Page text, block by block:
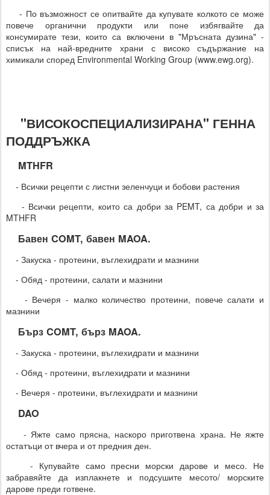
- По възможност се опитвайте да купувате колкото се може
повече органични продукти или поне избягвайте да
консумирате тези, които са включени в "Мръсната дузина" -
списък на най-вредните храни с високо съдържание на
химикали според Environmental Working Group (www.ewg.org).
"ВИСОКОСПЕЦИАЛИЗИРАНА" ГЕННА
ПОДДРЪЖКА
MTHFR
- Всички рецепти с листни зеленчуци и бобови растения
- Всички рецепти, които са добри за PEMT, са добри и за
MTHFR
Бавен COMT, бавен MAOA.
- Закуска - протеини, въглехидрати и мазнини
- Обяд - протеини, салати и мазнини
- Вечеря - малко количество протеини, повече салати и
мазнини
Бърз COMT, бърз MAOA.
- Закуска - протеини, въглехидрати и мазнини
- Обяд - протеини, въглехидрати и мазнини
- Вечеря - протеини, въглехидрати и мазнини
DAO
- Яжте само прясна, наскоро приготвена храна. Не яжте
остатъци от вчера и от предния ден.
- Купувайте само пресни морски дарове и месо. Не
забравяйте да изплакнете и подсушите месото/ морските
дарове преди готвене.